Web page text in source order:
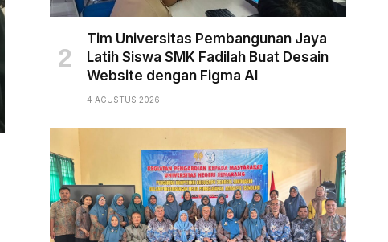
Tim Universitas Pembangunan Jaya
Latih Siswa SMK Fadilah Buat Desain
Website dengan Figma AI
4 AGUSTUS 2026